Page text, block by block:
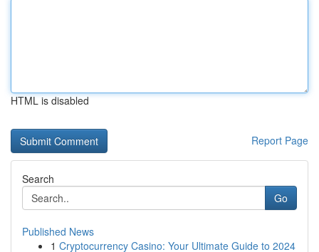
HTML is disabled
Report Page
Search
Go
Published News
1 Cryptocurrency Casino: Your Ultimate Guide to 2024